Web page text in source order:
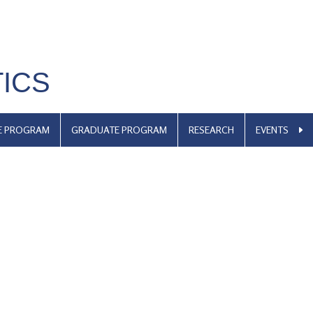
PROGRAM GRADUATE PROGRAM RESEARCH EVENTS